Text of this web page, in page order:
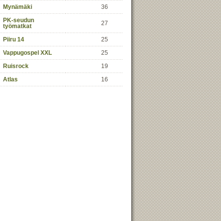
Mynämäki 36
PK-seudun
työmatkat
27
Piiru 14
25
Vappugospel XXL
25
Ruisrock
19
Atlas 16